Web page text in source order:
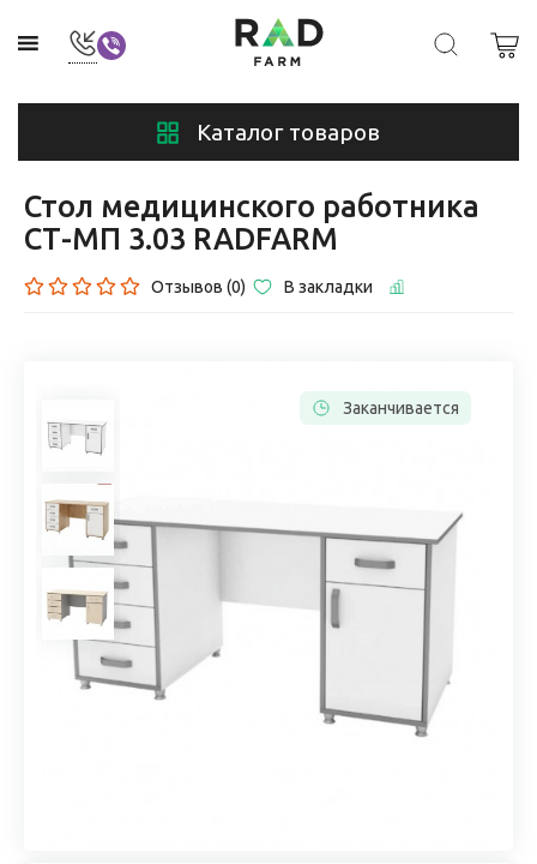
Каталог товаров
Стол медицинского работника
СТ-МП 3.03 RADFARM
Отзывов (0) В закладки
Заканчивается